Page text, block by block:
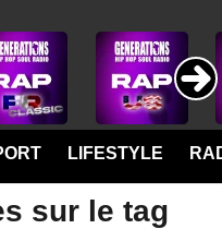
LIFESTYLE
sur le tag